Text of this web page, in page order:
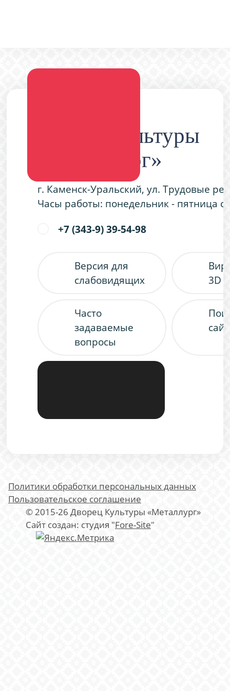
Дворец культуры
«Металлург»
г. Каменск-Уральский, ул. Трудовые
Часы работы: понедельник - пятница с
+7 (343-9) 39-54-98
Версия для
слабовидящих
3D
Часто
задаваемые
вопросы
Политики обработки персональных данных
Пользовательское соглашение
© 2015-26 Дворец Культуры «Металлург»
Сайт создан: студия "Fore-Site"